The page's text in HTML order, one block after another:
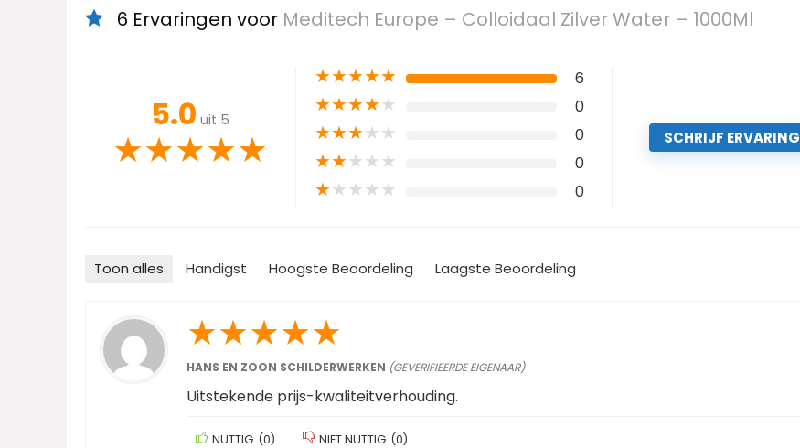
6 Ervaringen voor Meditech Europe – Colloidaal Zilver Water – 1000Ml
5.0 uit 5
★★★★★
★★★★★ 6
★★★★★ 0
★★★★★ 0
★★★★★ 0
★★★★★ 0
SCHRIJF ERVARING
Toon alles Handigst Hoogste Beoordeling Laagste Beoordeling
★★★★★
HANS EN ZOON SCHILDERWERKEN (GEVERIFIEERDE EIGENAAR)
Uitstekende prijs-kwaliteitverhouding.
NUTTIG (0) NIET NUTTIG (0)